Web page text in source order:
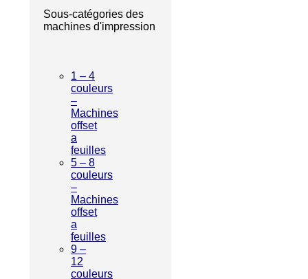
Sous-catégories des
machines d'impression
1 – 4
couleurs
–
Machines
offset
a
feuilles
5 – 8
couleurs
–
Machines
offset
a
feuilles
9 –
12
couleurs